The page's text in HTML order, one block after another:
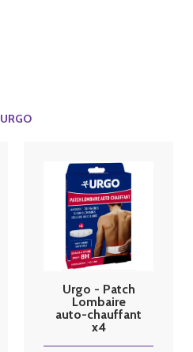
URGO
Urgo - Patch
Lombaire
auto-chauffant
x4